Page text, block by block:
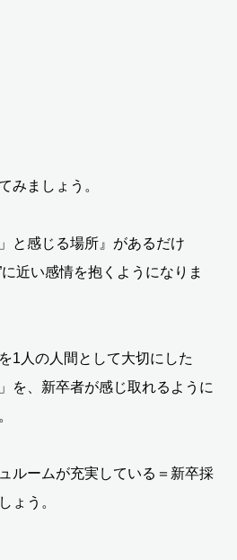
みましょう。
と感じる場所』があるだけ
に近い感情を抱くようになりま
1人の人間として大切にした
を、新卒者が感じ取れるように
ルームが充実している＝新卒採
ょう。